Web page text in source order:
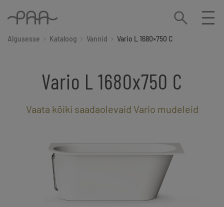
Algusesse Kataloog Vannid Vario L 1680×750 C
Vario L 1680x750 C
Vaata kõiki saadaolevaid Vario mudeleid